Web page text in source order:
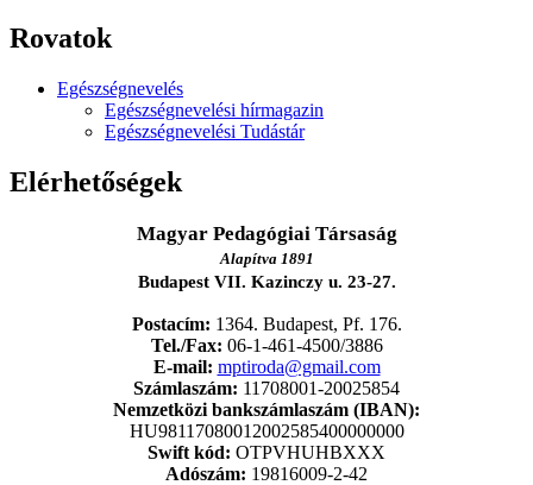
Rovatok
Egészségnevelés
Egészségnevelési hírmagazin
Egészségnevelési Tudástár
Elérhetőségek
Magyar Pedagógiai Társaság
Alapítva 1891
Budapest VII. Kazinczy u. 23-27.
Postacím: 1364. Budapest, Pf. 176.
Tel./Fax: 06-1-461-4500/3886
E-mail: mptiroda@gmail.com
Számlaszám: 11708001-20025854
Nemzetközi bankszámlaszám (IBAN):
HU98117080012002585400000000
Swift kód: OTPVHUHBXXX
Adószám: 19816009-2-42